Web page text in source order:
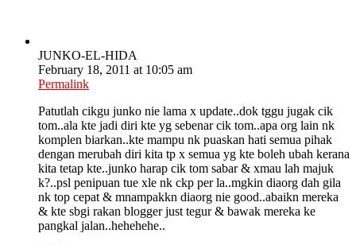
JUNKO-EL-HIDA
February 18, 2011 at 10:05 am
Permalink
Patutlah cikgu junko nie lama x update..dok tggu jugak cik
tom..ala kte jadi diri kte yg sebenar cik tom..apa org lain nk
komplen biarkan..kte mampu nk puaskan hati semua pihak
dengan merubah diri kita tp x semua yg kte boleh ubah kerana
kita tetap kte..junko harap cik tom sabar & xmau lah majuk
k?..psl penipuan tue xle nk ckp per la..mgkin diaorg dah gila
nk top cepat & mnampakkn diaorg nie good..abaikn mereka
& kte sbgi rakan blogger just tegur & bawak mereka ke
pangkal jalan..hehehehe..